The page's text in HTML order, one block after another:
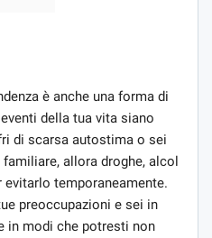
è anche una forma di
della tua vita siano
di scarsa autostima o sei
allora droghe, alcol
temporaneamente.
preoccupazioni e sei in
in modi che potresti non